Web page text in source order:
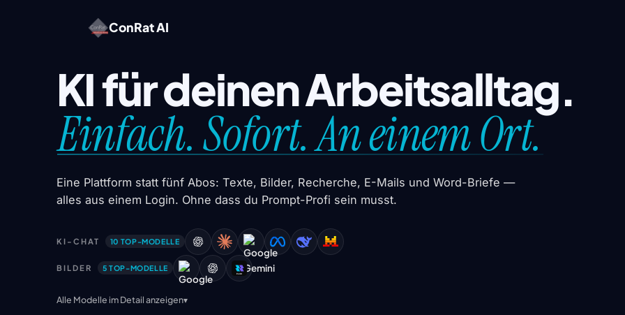
ConRat AI
KI für deinen Arbeitsalltag.
Einfach. Sofort. An einem Ort.
Eine Plattform statt fünf Abos: Texte, Bilder, Recherche, E-Mails und Word-Briefe —
alles aus einem Login. Ohne dass du Prompt-Profi sein musst.
KI-CHAT 10 TOP-MODELLE
BILDER 5 TOP-MODELLE
Alle Modelle im Detail anzeigen